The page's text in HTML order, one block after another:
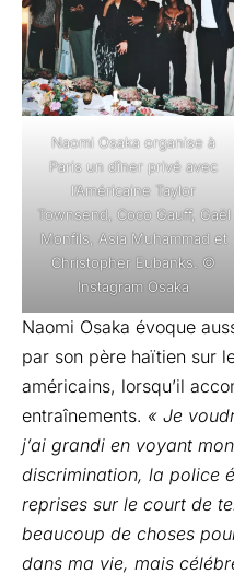
Naomi Osaka organise à
Paris un dîner privé avec
l’Américaine Taylor
Townsend, Coco Gauff, Gaël
Monfils, Asia Muhammad et
Christopher Eubanks. ©
Instagram Osaka
Naomi Osaka évoque
par son père haïtien sur
américains, lorsqu’il
entraînements. « Je
j’ai grandi en voyant
discrimination, la police
reprises sur le court de
beaucoup de choses
dans ma vie, mais